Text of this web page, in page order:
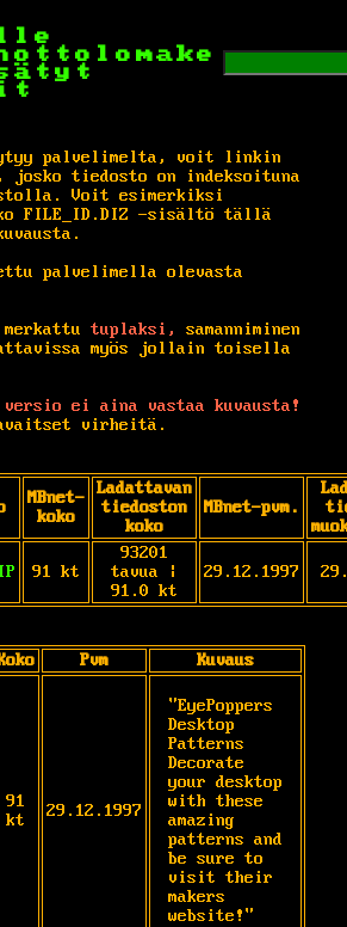
palvelimelta, voit linkin
josko tiedosto on indeksoituna
Voit esimerkiksi
FILE_ID.DIZ -sisältö tällä
palvelimella olevasta
tuplaksi,
samanniminen
myös jollain toisella
ei aina vastaa kuvausta!
virheitä.
MBnet-
koko
Ladattavan
tiedoston
koko
MBnet-pvm.
91 kt
93201
tavua |
91.0 kt
29.12.1997
Pvm Kuvaus
91
kt
29.12.1997
"EyePoppers
Desktop
Patterns
Decorate
your desktop
with these
amazing
patterns and
be sure to
visit their
makers
website!"